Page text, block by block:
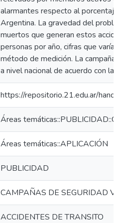
alarmantes respecto al
Argentina. La gravedad del
muertos que generan estos
personas por año, cifras que
método de medición. La campaña
a nivel nacional de acuerdo con
https://repositorio.21.edu.ar/
Áreas
Áreas temáticas::APLICACIÓN
PUBLICIDAD
CAMPAÑAS DE SEGURIDAD
ACCIDENTES DE TRANSITO